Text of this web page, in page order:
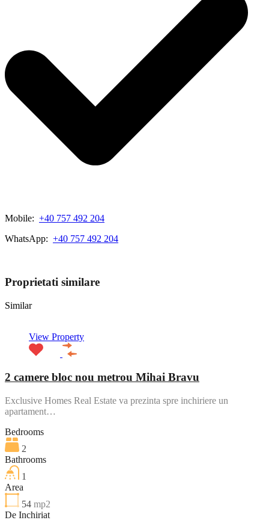
Mobile: +40 757 492 204
WhatsApp: +40 757 492 204
Proprietati similare
Similar
View Property
2 camere bloc nou metrou Mihai Bravu
Exclusive Homes Real Estate va prezinta spre inchiriere un
apartament…
Bedrooms
2
Bathrooms
1
Area
54 mp2
De Inchiriat